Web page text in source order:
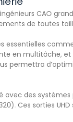
CAO
de toutes
essentielles comme
en multitâche,
permettra
avec des
Ces sorties